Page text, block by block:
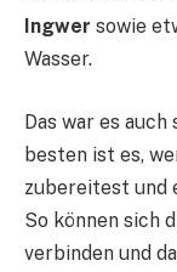
Ingwer sowie
Wasser.
Das war es
besten ist es,
zubereitest und
So können sich
verbinden und